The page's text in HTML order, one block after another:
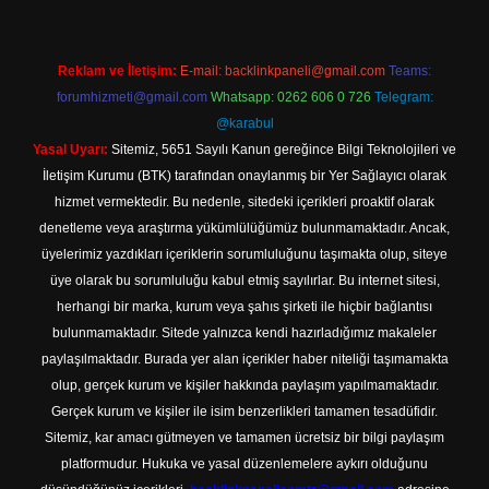
Reklam ve İletişim: E-mail: backlinkpaneli@gmail.com Teams:
forumhizmeti@gmail.com Whatsapp: 0262 606 0 726 Telegram:
@karabul
Yasal Uyarı: Sitemiz, 5651 Sayılı Kanun gereğince Bilgi Teknolojileri ve
İletişim Kurumu (BTK) tarafından onaylanmış bir Yer Sağlayıcı olarak
hizmet vermektedir. Bu nedenle, sitedeki içerikleri proaktif olarak
denetleme veya araştırma yükümlülüğümüz bulunmamaktadır. Ancak,
üyelerimiz yazdıkları içeriklerin sorumluluğunu taşımakta olup, siteye
üye olarak bu sorumluluğu kabul etmiş sayılırlar. Bu internet sitesi,
herhangi bir marka, kurum veya şahıs şirketi ile hiçbir bağlantısı
bulunmamaktadır. Sitede yalnızca kendi hazırladığımız makaleler
paylaşılmaktadır. Burada yer alan içerikler haber niteliği taşımamakta
olup, gerçek kurum ve kişiler hakkında paylaşım yapılmamaktadır.
Gerçek kurum ve kişiler ile isim benzerlikleri tamamen tesadüfidir.
Sitemiz, kar amacı gütmeyen ve tamamen ücretsiz bir bilgi paylaşım
platformudur. Hukuka ve yasal düzenlemelere aykırı olduğunu